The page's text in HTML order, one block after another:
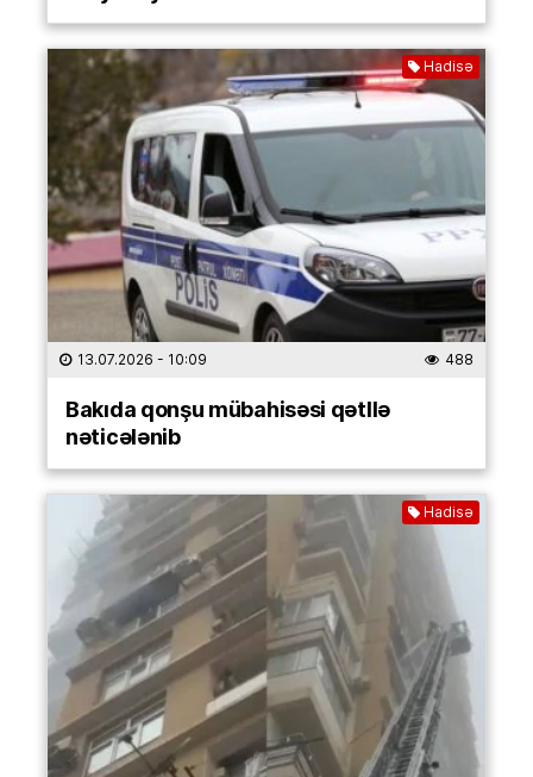
Hadisə
13.07.2026 - 10:09 488
Bakıda qonşu mübahisəsi qətllə
nəticələnib
Hadisə